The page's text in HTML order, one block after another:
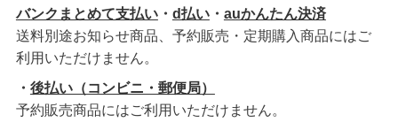
バンクまとめて支払い・ d払い・ auかんたん決済
送料別途お知らせ商品、予約販売・定期購入商品にはご
利用いただけません。
・ 後払い（コンビニ・郵便局）
予約販売商品にはご利用いただけません。